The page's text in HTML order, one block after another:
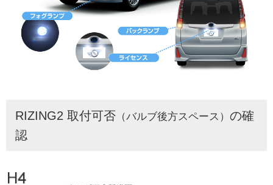
RIZING2 取付可否 （バルブ後方スペース） の確
認